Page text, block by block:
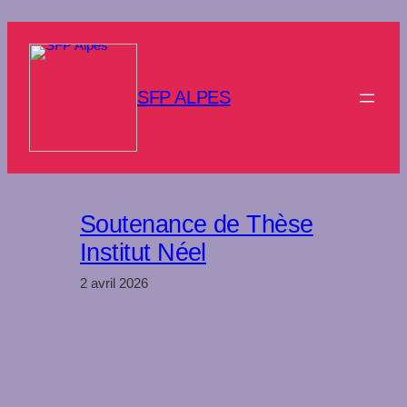
contenu
SFP ALPES
Soutenance de Thèse
Institut Néel
2 avril 2026